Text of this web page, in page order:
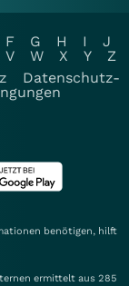
F G H I
J
V W X Y
Z
Datenschutz-
benötigen, hilft
ermittelt aus 285